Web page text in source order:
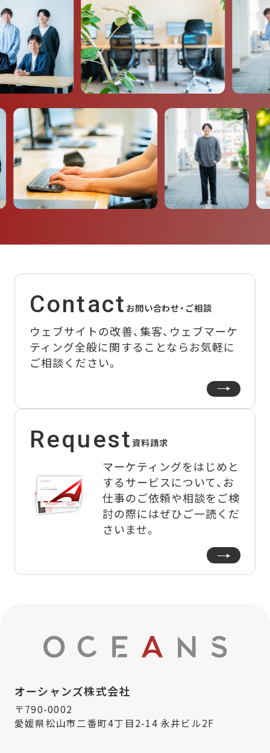
Contact お問い合わせ・ご相談
ウェブサイトの改善、集客、ウェブマーケ
ティング全般に関することならお気軽に
ご相談ください。
Request資料請求
マーケティングをはじめと
するサービスについて、 お
仕事のご依頼や相談をご検
討の際にはぜひご一読くだ
さいませ。
オーシャンズ株式会社
〒790-0002
愛媛県松山市二番町4丁目2-14 永井ビル2F